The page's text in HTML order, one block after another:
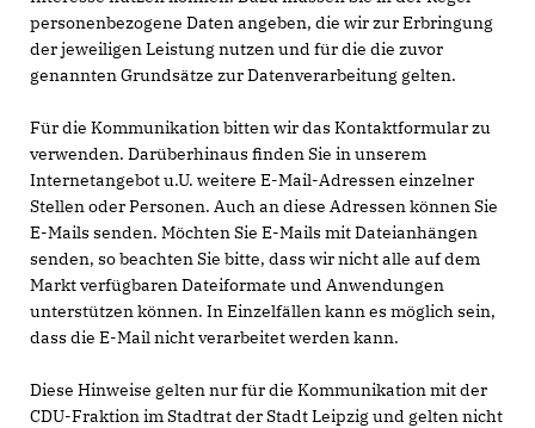
personenbezogene Daten angeben, die wir zur Erbringung
der jeweiligen Leistung nutzen und für die die zuvor
genannten Grundsätze zur Datenverarbeitung gelten.
Für die Kommunikation bitten wir das Kontaktformular zu
verwenden. Darüberhinaus finden Sie in unserem
Internetangebot u.U. weitere E-Mail-Adressen einzelner
Stellen oder Personen. Auch an diese Adressen können Sie
E-Mails senden. Möchten Sie E-Mails mit Dateianhängen
senden, so beachten Sie bitte, dass wir nicht alle auf dem
Markt verfügbaren Dateiformate und Anwendungen
unterstützen können. In Einzelfällen kann es möglich sein,
dass die E-Mail nicht verarbeitet werden kann.
Diese Hinweise gelten nur für die Kommunikation mit der
CDU-Fraktion im Stadtrat der Stadt Leipzig und gelten nicht